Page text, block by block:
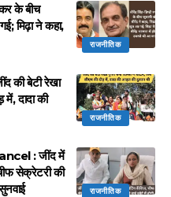
राजनीतिक
के बीच
मिढ़ा ने कहा,
राजनीतिक
बेटी रेखा
में, दादा की
राजनीतिक
: जींद में
सेक्रेटरी की